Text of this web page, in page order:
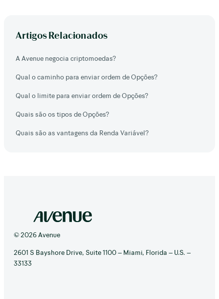
Artigos Relacionados
A Avenue negocia criptomoedas?
Qual o caminho para enviar ordem de Opções?
Qual o limite para enviar ordem de Opções?
Quais são os tipos de Opções?
Quais são as vantagens da Renda Variável?
© 2026 Avenue
2601 S Bayshore Drive, Suite 1100 – Miami, Florida – U.S. –
33133